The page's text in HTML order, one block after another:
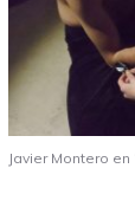
Javier Montero en